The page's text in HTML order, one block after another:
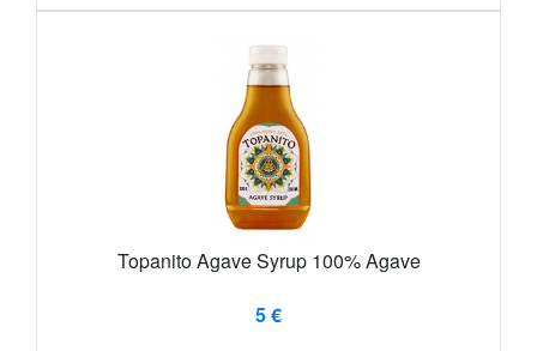
Topanito Agave Syrup 100% Agave
5 €